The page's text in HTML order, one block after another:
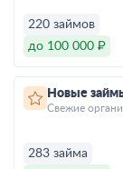
220 займов
до 100 000 ₽
Новые
Свежие
283 займа